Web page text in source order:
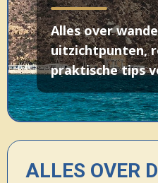
Alles over
uitzichtpunten,
praktische tips
ALLES OVER